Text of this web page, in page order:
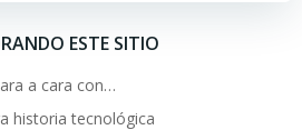
ESTE SITIO
a cara con…
historia tecnológica